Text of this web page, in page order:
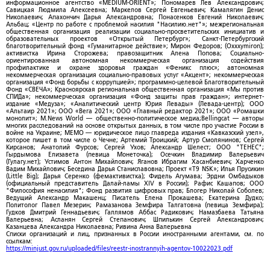
информационное агентство «MEDIUM-ORIENT»; Пономарев Лев Александрович;
Савицкая Людмила Алексеевна; Маркелов Сергей Евгеньевич; Камалягин Денис
Николаевич; Апахончич Дарья Александровна; Понасенков Евгений Николаевич;
Альбац; «Центр по работе с проблемой насилия "Насилию.нет"»; межрегиональная
общественная организация реализации социально-просветительских инициатив и
образовательных проектов «Открытый Петербург»; Санкт-Петербургский
благотворительный фонд «Гуманитарное действие»; Мирон Федоров; (Oxxxymiron);
активистка Ирина Сторожева; правозащитник Алена Попова; Социально-
ориентированная автономная некоммерческая организация содействия
профилактике и охране здоровья граждан «Феникс плюс»; автономная
некоммерческая организация социально-правовых услуг «Акцент»; некоммерческая
организация «Фонд борьбы с коррупцией»; программно-целевой Благотворительный
Фонд «СВЕЧА»; Красноярская региональная общественная организация «Мы против
СПИДа»; некоммерческая организация «Фонд защиты прав граждан»; интернет-
издание «Медуза»; «Аналитический центр Юрия Левады» (Левада-центр); ООО
«Альтаир 2021»; ООО «Вега 2021»; ООО «Главный редактор 2021»; ООО «Ромашки
монолит»; M.News World — общественно-политическое медиа;Bellingcat — авторы
многих расследований на основе открытых данных, в том числе про участие России в
войне на Украине; МЕМО — юридическое лицо главреда издания «Кавказский узел»,
которое пишет в том числе о Чечне; Артемий Троицкий; Артур Смолянинов; Сергей
Кирсанов; Анатолий Фурсов; Сергей Ухов; Александр Шелест; ООО "ТЕНЕС";
Гырдымова Елизавета (певица Монеточка); Осечкин Владимир Валерьевич
(Гулагу.нет); Устимов Антон Михайлович; Яганов Ибрагим Хасанбиевич; Харченко
Вадим Михайлович; Беседина Дарья Станиславовна; Проект «T9 NSK»; Илья Прусикин
(Little Big); Дарья Серенко (фемактивистка); Фидель Агумава; Эрдни Омбадыков
(официальный представитель Далай-ламы XIV в России); Рафис Кашапов; ООО
"Философия ненасилия"; Фонд развития цифровых прав; Блогер Николай Соболев;
Ведущий Александр Макашенц; Писатель Елена Прокашева; Екатерина Дудко;
Политолог Павел Мезерин; Рамазанова Земфира Талгатовна (певица Земфира);
Гудков Дмитрий Геннадьевич; Галлямов Аббас Радикович; Намазбаева Татьяна
Валерьевна; Асланян Сергей Степанович; Шпилькин Сергей Александрович;
Казанцева Александра Николаевна; Ривина Анна Валерьевна
Списки организаций и лиц, признанных в России иностранными агентами, см. по
ссылкам:
https://minjust.gov.ru/uploaded/files/reestr-inostrannyih-agentov-10022023.pdf